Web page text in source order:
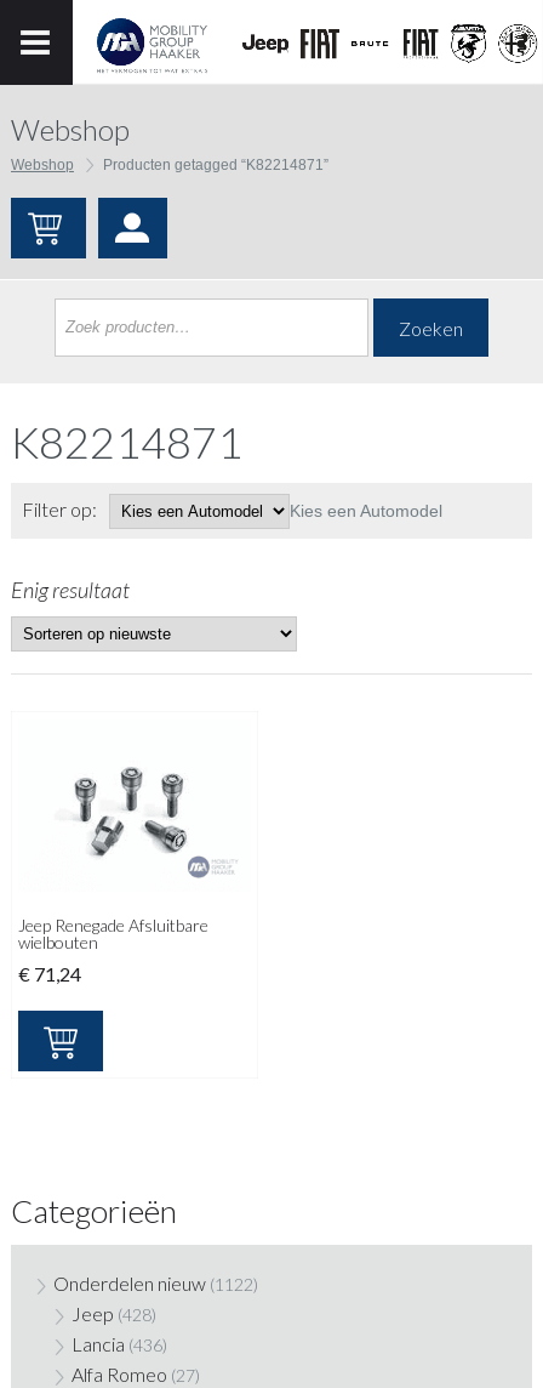
Webshop
Webshop Producten getagged “K82214871”
Zoeken
K82214871
Filter op: Kies een Automodel
Enig resultaat
Jeep Renegade Afsluitbare
wielbouten
€ 71,24
Categorieën
Onderdelen nieuw (1122)
Jeep (428)
Lancia (436)
Alfa Romeo (27)